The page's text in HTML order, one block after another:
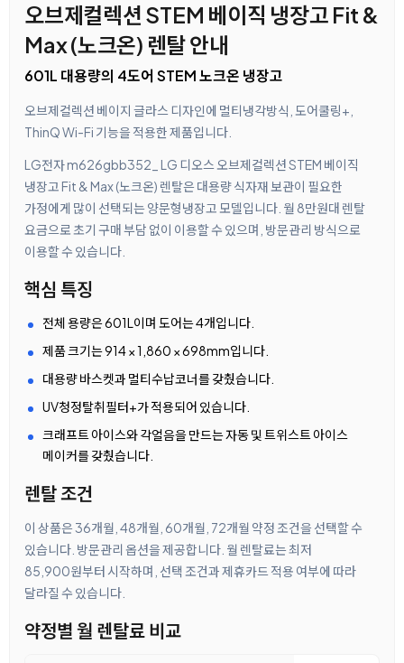
오브제컬렉션 STEM 베이직 냉장고 Fit &
Max (노크온) 렌탈 안내
601L 대용량의 4도어 STEM 노크온 냉장고
오브제컬렉션 베이지 글라스 디자인에 멀티냉각방식, 도어쿨링+,
ThinQ Wi-Fi 기능을 적용한 제품입니다.
LG전자 m626gbb352_ LG 디오스 오브제컬렉션 STEM 베이직
냉장고 Fit & Max (노크온) 렌탈은 대용량 식자재 보관이 필요한
가정에게 많이 선택되는 양문형냉장고 모델입니다. 월 8만원대 렌탈
요금으로 초기 구매 부담 없이 이용할 수 있으며, 방문관리 방식으로
이용할 수 있습니다.
핵심 특징
전체 용량은 601L이며 도어는 4개입니다.
제품 크기는 914 × 1,860 × 698mm입니다.
대용량 바스켓과 멀티수납코너를 갖췄습니다.
UV청정탈취필터+가 적용되어 있습니다.
크래프트 아이스와 각얼음을 만드는 자동 및 트위스트 아이스
메이커를 갖췄습니다.
렌탈 조건
이 상품은 36개월, 48개월, 60개월, 72개월 약정 조건을 선택할 수
있습니다. 방문관리 옵션을 제공합니다. 월 렌탈료는 최저
85,900원부터 시작하며, 선택 조건과 제휴카드 적용 여부에 따라
달라질 수 있습니다.
약정별 월 렌탈료 비교